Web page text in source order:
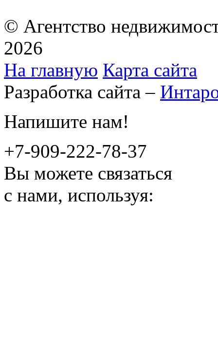
© Агентство
2026
На главную Карта сайта
Разработка сайта –
Напишите нам!
+7-909-222-78-37
Вы можете связаться
с нами, используя: